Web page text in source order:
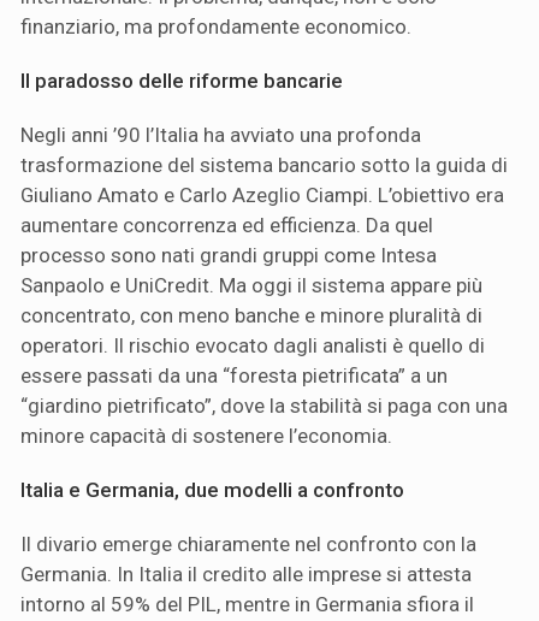
finanziario, ma profondamente economico.
Il paradosso delle riforme bancarie
Negli anni ’90 l’Italia ha avviato una profonda
trasformazione del sistema bancario sotto la guida di
Giuliano Amato e Carlo Azeglio Ciampi. L’obiettivo era
aumentare concorrenza ed efficienza. Da quel
processo sono nati grandi gruppi come Intesa
Sanpaolo e UniCredit. Ma oggi il sistema appare più
concentrato, con meno banche e minore pluralità di
operatori. Il rischio evocato dagli analisti è quello di
essere passati da una “foresta pietrificata” a un
“giardino pietrificato”, dove la stabilità si paga con una
minore capacità di sostenere l’economia.
Italia e Germania, due modelli a confronto
Il divario emerge chiaramente nel confronto con la
Germania. In Italia il credito alle imprese si attesta
intorno al 59% del PIL, mentre in Germania sfiora il